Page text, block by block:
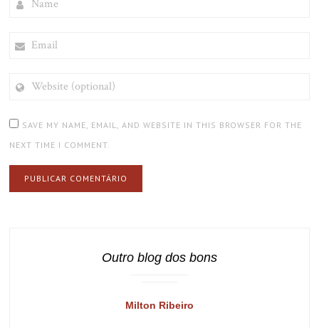
(OPTIONAL)
SAVE MY NAME, EMAIL, AND WEBSITE IN THIS BROWSER FOR THE
NEXT TIME I COMMENT.
Outro blog dos bons
Milton Ribeiro